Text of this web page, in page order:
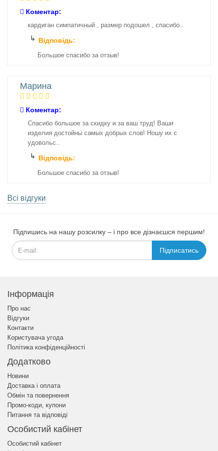
Коментар:
кардиган симпатичный , размер подошел , спасибо..
Відповідь:
Большое спасибо за отзыв!
Марина
Коментар:
Спасибо большое за скидку и за ваш труд! Ваши
изделия достойны самых добрых слов! Ношу их с
удовольс..
Відповідь:
Большое спасибо за отзыв!
Всі відгуки
Підпишись на нашу розсилку – і про все дізнаєшся першим!
Підписатись
Інформація
Про нас
Відгуки
Контакти
Користувача угода
Політика конфіденційності
Додатково
Новини
Доставка і оплата
Обмін та повернення
Промо-коди, купони
Питання та відповіді
Особистий кабінет
Особистий кабінет